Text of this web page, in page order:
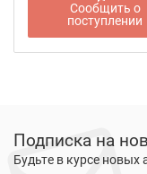
Сообщить о
поступлении
Подписка на
Будьте в курсе новых